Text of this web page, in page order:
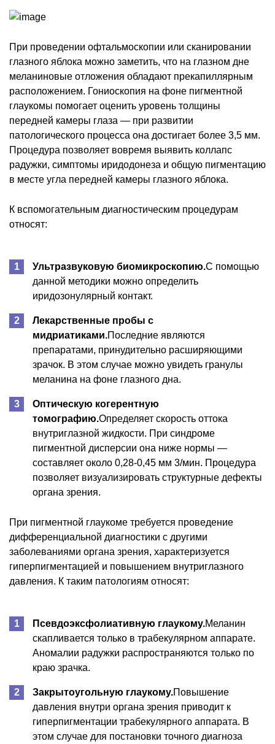
При проведении офтальмоскопии или сканировании
глазного яблока можно заметить, что на глазном дне
меланиновые отложения обладают прекапиллярным
расположением. Гониоскопия на фоне пигментной
глаукомы помогает оценить уровень толщины
передней камеры глаза — при развитии
патологического процесса она достигает более 3,5 мм.
Процедура позволяет вовремя выявить коллапс
радужки, симптомы иридодонеза и общую пигментацию
в месте угла передней камеры глазного яблока.
К вспомогательным диагностическим процедурам
относят:
Ультразвуковую биомикроскопию.С помощью
данной методики можно определить
иридозонулярный контакт.
Лекарственные пробы с
мидриатиками.Последние являются
препаратами, принудительно расширяющими
зрачок. В этом случае можно увидеть гранулы
меланина на фоне глазного дна.
Оптическую когерентную
томографию.Определяет скорость оттока
внутриглазной жидкости. При синдроме
пигментной дисперсии она ниже нормы —
составляет около 0,28-0,45 мм 3/мин. Процедура
позволяет визуализировать структурные дефекты
органа зрения.
При пигментной глаукоме требуется проведение
дифференциальной диагностики с другими
заболеваниями органа зрения, характеризуется
гиперпигментацией и повышением внутриглазного
давления. К таким патологиям относят:
Псевдоэксфолиативную глаукому.Меланин
скапливается только в трабекулярном аппарате.
Аномалии радужки распространяются только по
краю зрачка.
Закрытоугольную глаукому.Повышение
давления внутри органа зрения приводит к
гиперпигментации трабекулярного аппарата. В
этом случае для постановки точного диагноза